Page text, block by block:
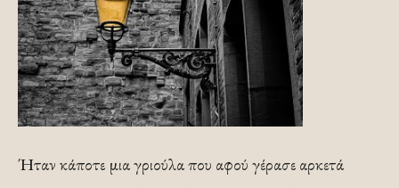
Ήταν κάποτε μια γριούλα που αφού γέρασε αρκετά